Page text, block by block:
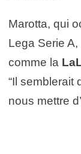
Marotta, qui
Lega Serie
comme la
“Il semblerait
nous mettre